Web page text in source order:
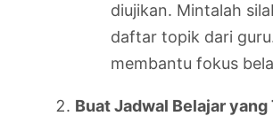
diujikan. Mintalah
daftar topik dari
membantu fokus
Buat Jadwal Belajar yang